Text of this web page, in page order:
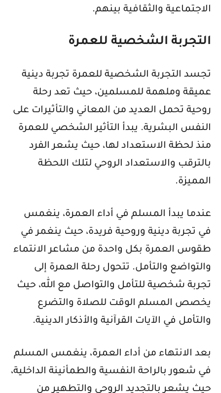
الاجتماعية والثقافية بينهم.
التجربة الشخصية للعمرة
تجسد التجربة الشخصية للعمرة تجربة دينية
عميقة وملهمة للمسلمين، حيث تعد رحلة
روحية تحمل العديد من المعاني والتأثيرات على
النفس البشرية. يبدأ التأثير الشخصي للعمرة
منذ لحظة الاستعداد لها، حيث يشعر الفرد
بالترقب والاستعداد الروحي لتلك اللحظة
المميزة.
عندما يبدأ المسلم في أداء العمرة، ينغمس
في تجربة دينية وروحية فريدة، حيث ينغمر في
طقوس العمرة بكل واحدة من مشاعر الانتماء
والتواضع والتأمل. تتحول رحلة العمرة إلى
تجربة شخصية للتأمل والتواصل مع الله، حيث
يخصص المسلم الوقت للصلاة والتضرع
والتأمل في الآيات القرآنية والأذكار الدينية.
بعد الانتهاء من أداء العمرة، ينغمس المسلم
في شعور بالراحة النفسية والطمأنينة الداخلية،
حيث يشعر بالتجديد الروحي والتطهير من